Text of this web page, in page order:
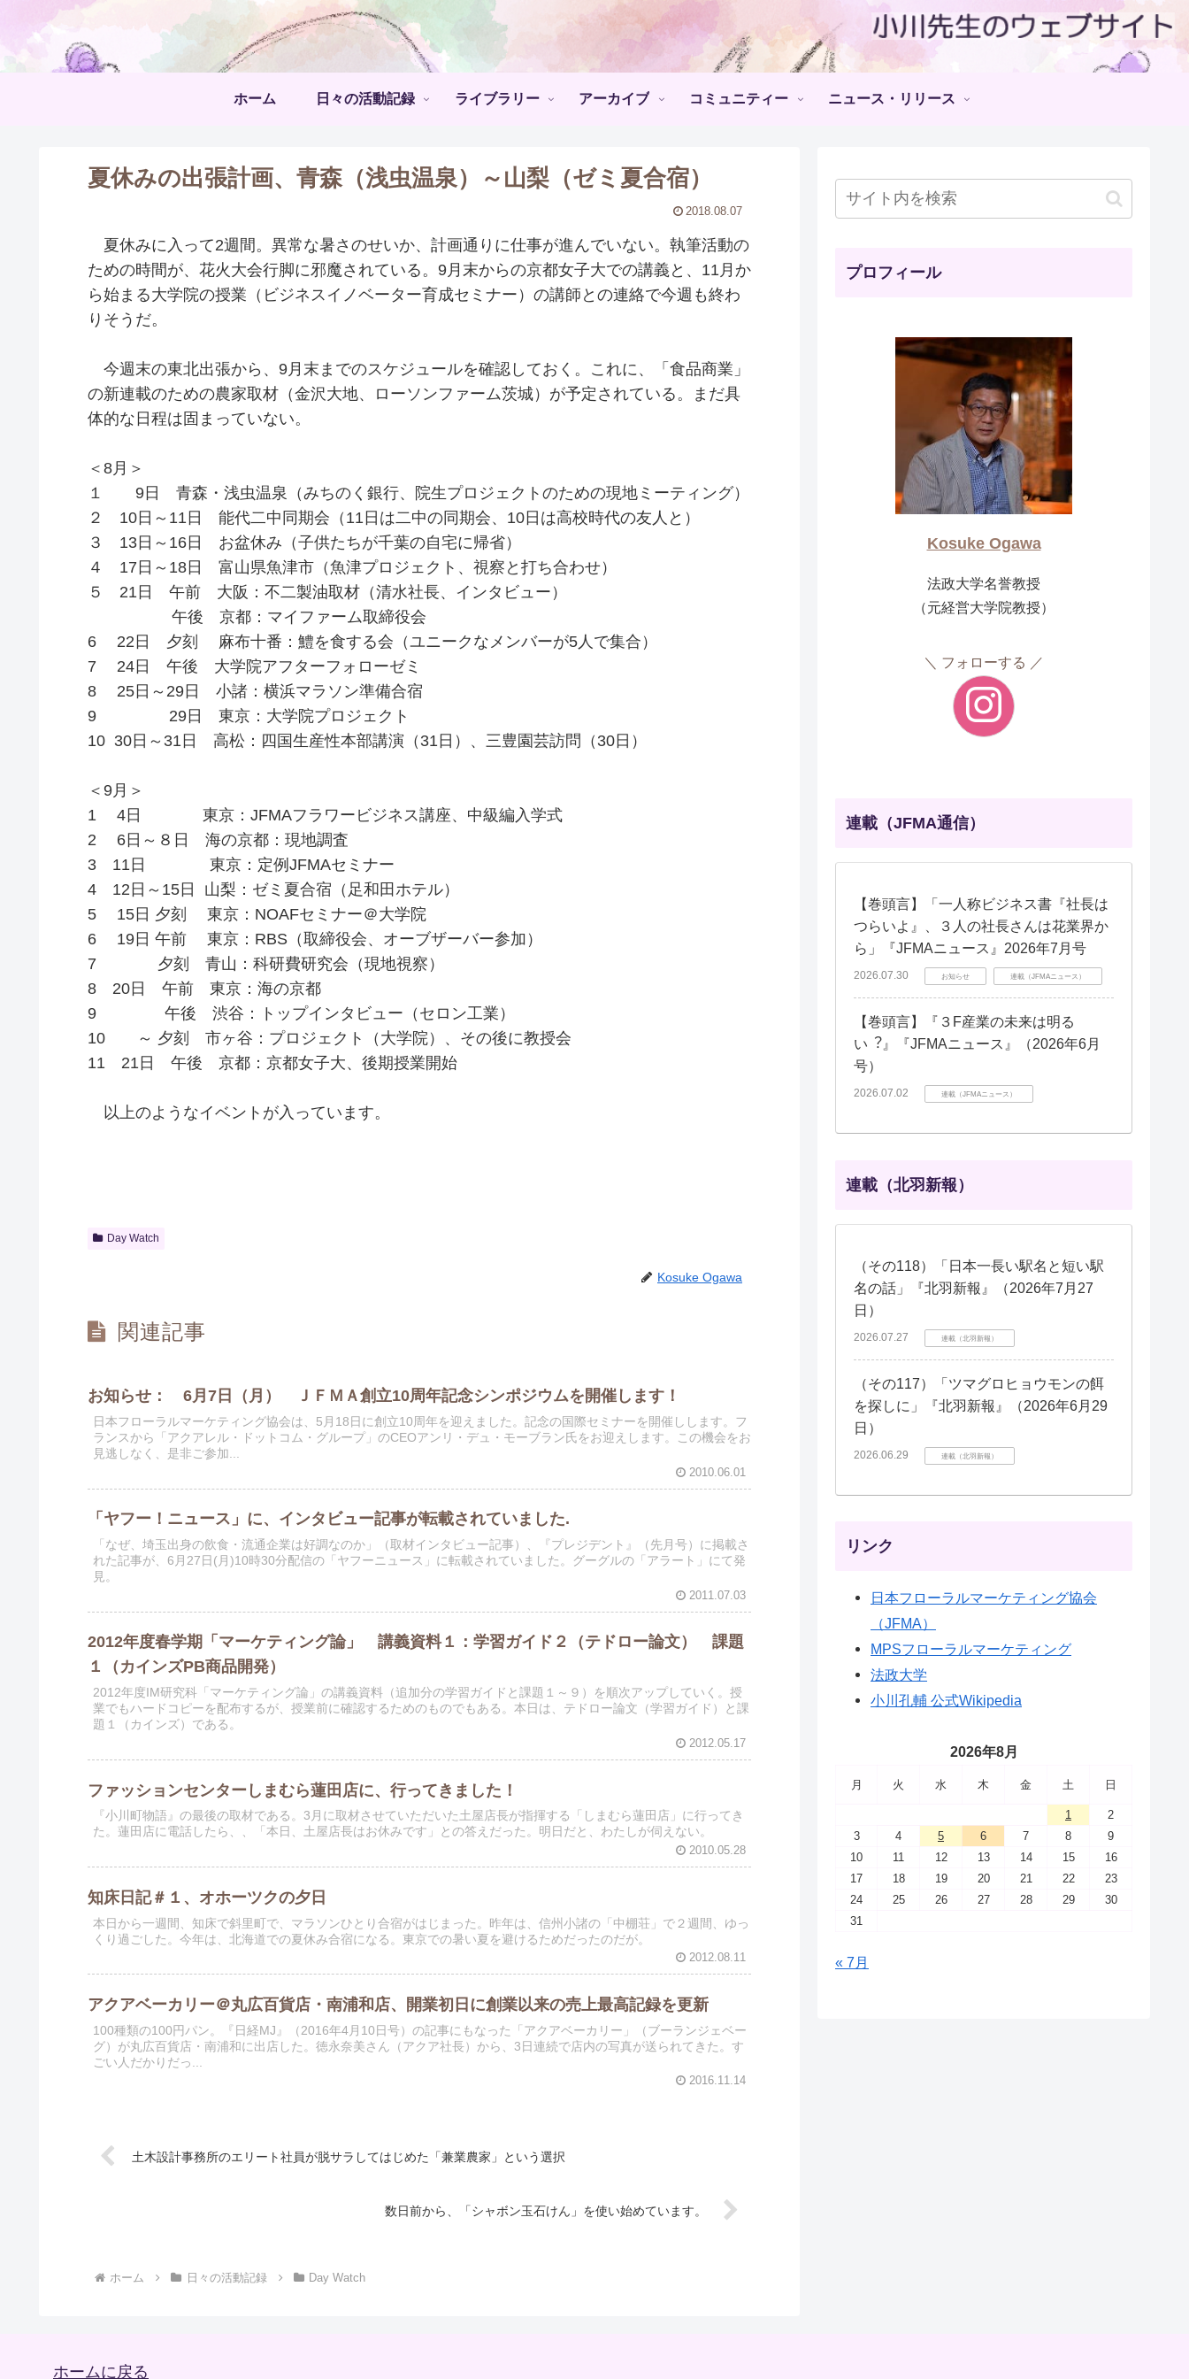
ホーム 日々の活動記録 ライブラリー アーカイブ コミュニティー ニュース・リリース
夏休みの出張計画、青森（浅虫温泉）～山梨（ゼミ夏合宿）
2018.08.07
夏休みに入って2週間。異常な暑さのせいか、計画通りに仕事が進んでいない。執筆活動の
ための時間が、花火大会行脚に邪魔されている。9月末からの京都女子大での講義と、11月か
ら始まる大学院の授業（ビジネスイノベーター育成セミナー）の講師との連絡で今週も終わ
りそうだ。
今週末の東北出張から、9月末までのスケジュールを確認しておく。これに、「食品商業」
の新連載のための農家取材（金沢大地、ローソンファーム茨城）が予定されている。まだ具
体的な日程は固まっていない。
＜8月＞
１ 9日 青森・浅虫温泉（みちのく銀行、院生プロジェクトのための現地ミーティング）
２ 10日～11日 能代二中同期会（11日は二中の同期会、10日は高校時代の友人と）
３ 13日～16日 お盆休み（子供たちが千葉の自宅に帰省）
４ 17日～18日 富山県魚津市（魚津プロジェクト、視察と打ち合わせ）
５ 21日 午前 大阪：不二製油取材（清水社長、インタビュー）
午後 京都：マイファーム取締役会
6 22日 夕刻 麻布十番：鱧を食する会（ユニークなメンバーが5人で集合）
7 24日 午後 大学院アフターフォローゼミ
8 25日～29日 小諸：横浜マラソン準備合宿
9 29日 東京：大学院プロジェクト
10 30日～31日 高松：四国生産性本部講演（31日）、三豊園芸訪問（30日）
＜9月＞
1 4日 東京：JFMAフラワービジネス講座、中級編入学式
2 6日～８日 海の京都：現地調査
3 11日 東京：定例JFMAセミナー
4 12日～15日 山梨：ゼミ夏合宿（足和田ホテル）
5 15日 夕刻 東京：NOAFセミナー＠大学院
6 19日 午前 東京：RBS（取締役会、オーブザーバー参加）
7 夕刻 青山：科研費研究会（現地視察）
8 20日 午前 東京：海の京都
9 午後 渋谷：トップインタビュー（セロン工業）
10 ～ 夕刻 市ヶ谷：プロジェクト（大学院）、その後に教授会
11 21日 午後 京都：京都女子大、後期授業開始
以上のようなイベントが入っています。
Day Watch
Kosuke Ogawa
関連記事
お知らせ： 6月7日（月） ＪＦＭＡ創立10周年記念シンポジウムを開催します！
日本フローラルマーケティング協会は、5月18日に創立10周年を迎えました。記念の国際セミナーを開催しします。フ
ランスから「アクアレル・ドットコム・グループ」のCEOアンリ・デュ・モーブラン氏をお迎えします。この機会をお
見逃しなく、是非ご参加...
2010.06.01
「ヤフー！ニュース」に、インタビュー記事が転載されていました.
「なぜ、埼玉出身の飲食・流通企業は好調なのか」（取材インタビュー記事）、『プレジデント』（先月号）に掲載さ
れた記事が、6月27日(月)10時30分配信の「ヤフーニュース」に転載されていました。グーグルの「アラート」にて発
見。
2011.07.03
2012年度春学期「マーケティング論」 講義資料１：学習ガイド２（テドロー論文） 課題
１（カインズPB商品開発）
2012年度IM研究科「マーケティング論」の講義資料（追加分の学習ガイドと課題１～９）を順次アップしていく。授
業でもハードコピーを配布するが、授業前に確認するためのものでもある。本日は、テドロー論文（学習ガイド）と課
題１（カインズ）である。
2012.05.17
ファッションセンターしまむら蓮田店に、行ってきました！
『小川町物語』の最後の取材である。3月に取材させていただいた土屋店長が指揮する「しまむら蓮田店」に行ってき
た。蓮田店に電話したら、、「本日、土屋店長はお休みです」との答えだった。明日だと、わたしが伺えない。
2010.05.28
知床日記＃１、オホーツクの夕日
本日から一週間、知床で斜里町で、マラソンひとり合宿がはじまった。昨年は、信州小諸の「中棚荘」で２週間、ゆっ
くり過ごした。今年は、北海道での夏休み合宿になる。東京での暑い夏を避けるためだったのだが。
2012.08.11
アクアベーカリー＠丸広百貨店・南浦和店、開業初日に創業以来の売上最高記録を更新
100種類の100円パン。『日経MJ』（2016年4月10日号）の記事にもなった「アクアベーカリー」（ブーランジェベー
グ）が丸広百貨店・南浦和に出店した。徳永奈美さん（アクア社長）から、3日連続で店内の写真が送られてきた。す
ごい人だかりだっ...
2016.11.14
土木設計事務所のエリート社員が脱サラしてはじめた「兼業農家」という選択
数日前から、「シャボン玉石けん」を使い始めています。
ホーム 日々の活動記録 Day Watch
プロフィール
Kosuke Ogawa
法政大学名誉教授
（元経営大学院教授）
フォローする
連載（JFMA通信）
【巻頭言】「一人称ビジネス書『社長は
つらいよ』、３人の社長さんは花業界か
ら」『JFMAニュース』2026年7月号
2026.07.30 お知らせ 連載（JFMAニュース）
【巻頭言】『３F産業の未来は明る
い︖』『JFMAニュース』（2026年6月
号）
2026.07.02 連載（JFMAニュース）
連載（北羽新報）
（その118）「日本一長い駅名と短い駅
名の話」『北羽新報』（2026年7月27
日）
2026.07.27 連載（北羽新報）
（その117）「ツマグロヒョウモンの餌
を探しに」『北羽新報』（2026年6月29
日）
2026.06.29 連載（北羽新報）
リンク
日本フローラルマーケティング協会
（JFMA）
MPSフローラルマーケティング
法政大学
小川孔輔 公式Wikipedia
2026年8月
月 火 水 木 金 土 日
1
2
3
4 5 6 7 8
9
10
11 12 13 14 15
16
17
18 19 20 21 22
23
24
25 26 27 28 29
30
31
« 7月
ホームに戻る